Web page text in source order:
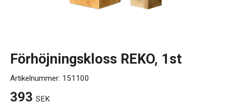
Förhöjningskloss REKO, 1st
Artikelnummer: 151100
393 SEK